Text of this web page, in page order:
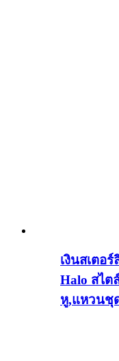
เงินสเตอ
Halo สไต
หู,แหวนชุ